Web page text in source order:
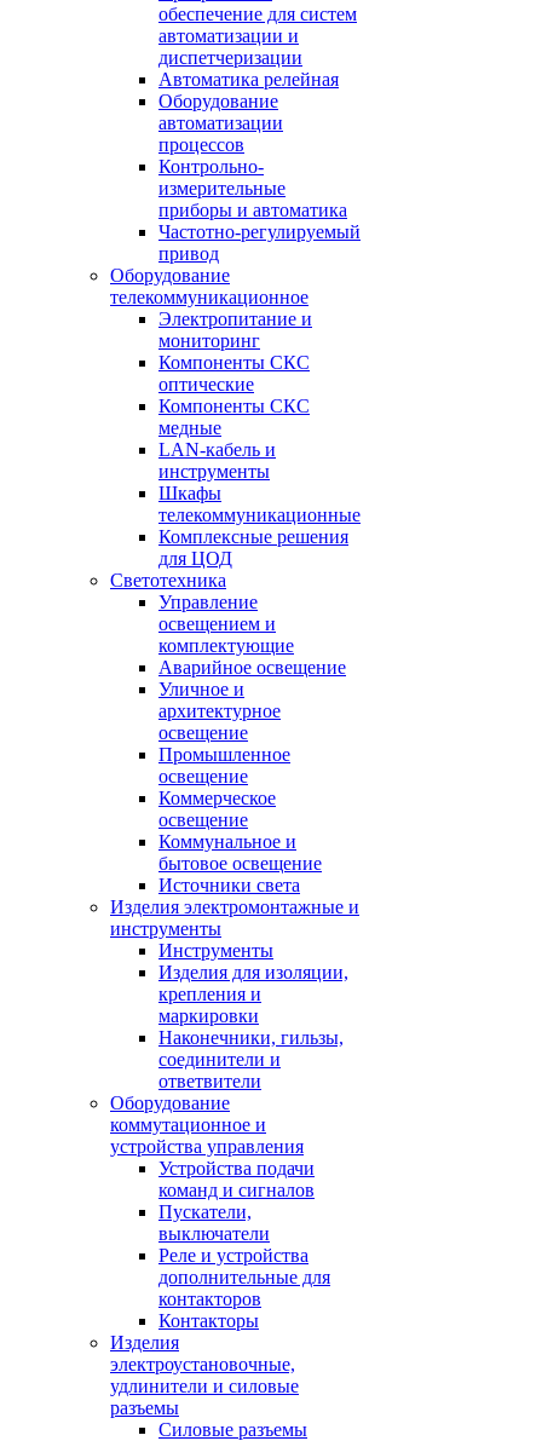
обеспечение для систем
автоматизации и
диспетчеризации
Автоматика релейная
Оборудование
автоматизации
процессов
Контрольно-
измерительные
приборы и автоматика
Частотно-регулируемый
привод
Оборудование
телекоммуникационное
Электропитание и
мониторинг
Компоненты СКС
оптические
Компоненты СКС
медные
LAN-кабель и
инструменты
Шкафы
телекоммуникационные
Комплексные решения
для ЦОД
Светотехника
Управление
освещением и
комплектующие
Аварийное освещение
Уличное и
архитектурное
освещение
Промышленное
освещение
Коммерческое
освещение
Коммунальное и
бытовое освещение
Источники света
Изделия электромонтажные и
инструменты
Инструменты
Изделия для изоляции,
крепления и
маркировки
Наконечники, гильзы,
соединители и
ответвители
Оборудование
коммутационное и
устройства управления
Устройства подачи
команд и сигналов
Пускатели,
выключатели
Реле и устройства
дополнительные для
контакторов
Контакторы
Изделия
электроустановочные,
удлинители и силовые
разъемы
Силовые разъемы